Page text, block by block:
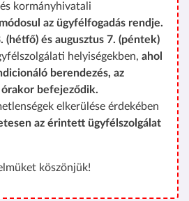
kormányhivatali
módosul az ügyfélfogadás rendje.
(hétfő) és augusztus 7. (péntek)
helyiségekben, ahol
berendezés, az
befejeződik.
elkerülése érdekében
az érintett ügyfélszolgálat
köszönjük!